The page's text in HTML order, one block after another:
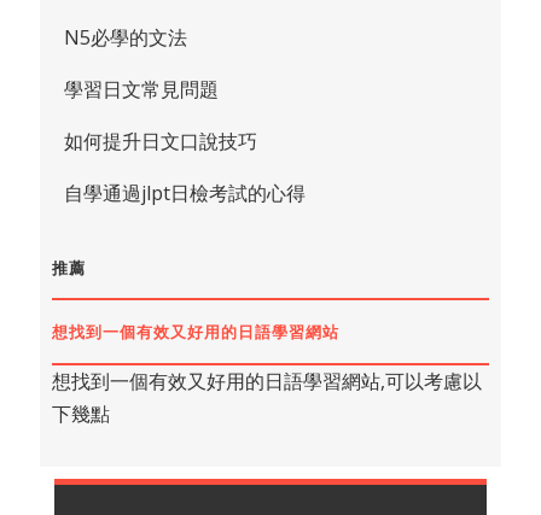
N5必學的文法
學習日文常見問題
如何提升日文口說技巧
自學通過jlpt日檢考試的心得
推薦
想找到一個有效又好用的日語學習網站
想找到一個有效又好用的日語學習網站,可以考慮以
下幾點